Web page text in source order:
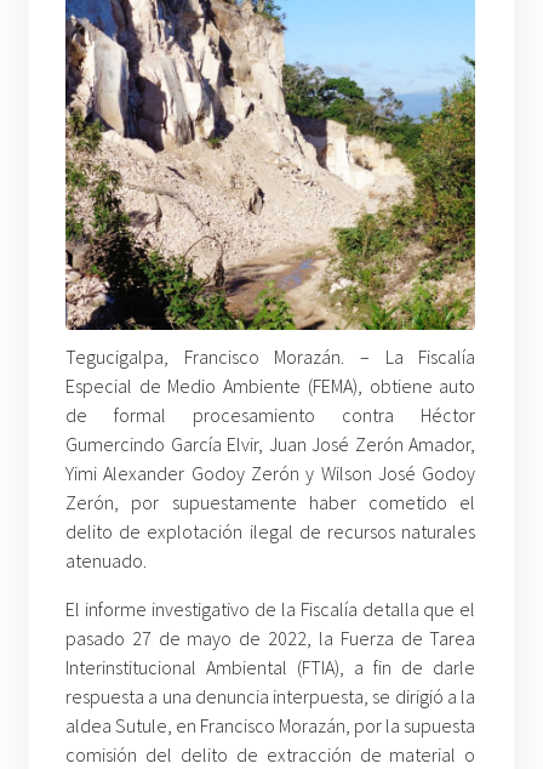
Tegucigalpa, Francisco Morazán. – La Fiscalía
Especial de Medio Ambiente (FEMA), obtiene auto
de formal procesamiento contra Héctor
Gumercindo García Elvir, Juan José Zerón Amador,
Yimi Alexander Godoy Zerón y Wilson José Godoy
Zerón, por supuestamente haber cometido el
delito de explotación ilegal de recursos naturales
atenuado.
El informe investigativo de la Fiscalía detalla que el
pasado 27 de mayo de 2022, la Fuerza de Tarea
Interinstitucional Ambiental (FTIA), a fin de darle
respuesta a una denuncia interpuesta, se dirigió a la
aldea Sutule, en Francisco Morazán, por la supuesta
comisión del delito de extracción de material o